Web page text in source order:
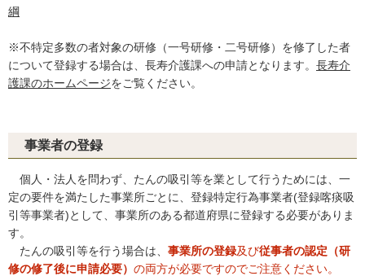
綱
※不特定多数の者対象の研修（一号研修・二号研修）を修了した者
について登録する場合は、長寿介護課への申請となります。 長寿介
護課のホームページをご覧ください。
事業者の登録
個人・法人を問わず、たんの吸引等を業として行うためには、一
定の要件を満たした事業所ごとに、登録特定行為事業者(登録喀痰吸
引等事業者)として、事業所のある都道府県に登録する必要がありま
す。
たんの吸引等を行う場合は、 事業所の登録及び従事者の認定（研
修の修了後に申請必要） の両方が必要ですのでご注意ください。